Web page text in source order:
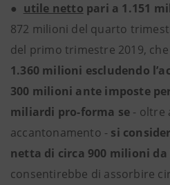
● utile netto pari a 1.151
872 milioni del quarto
del primo trimestre 2019,
1.360 milioni escludendo
300 milioni ante imposte per
miliardi pro-forma se - oltre
accantonamento - si
netta di circa 900 milioni da
consentirebbe di assorbire